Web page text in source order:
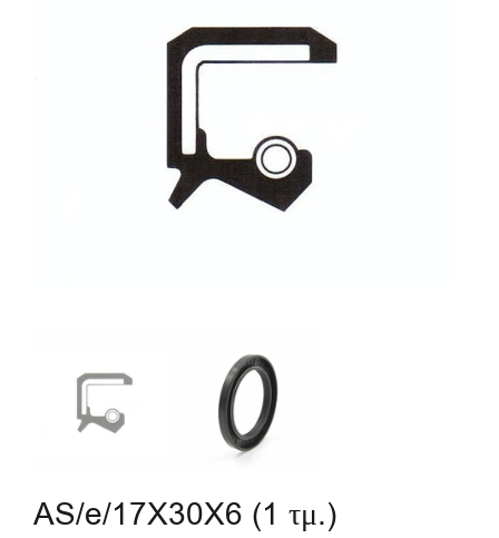
AS/e/17X30X6 (1 τμ.)